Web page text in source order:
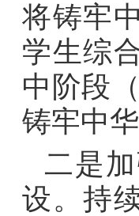
将铸牢
学生综
中阶段
铸牢中
二是
设。持